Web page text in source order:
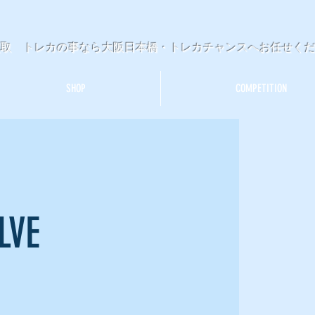
トレカの事なら大阪日本橋・トレカチャンスへお任せく
SHOP COMPETITION